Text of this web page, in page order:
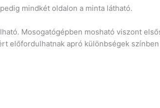
mindkét oldalon a minta látható.
Mosogatógépben mosható viszont
előfordulhatnak apró különbségek